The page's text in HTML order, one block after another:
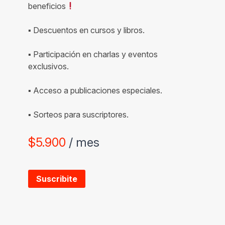
beneficios
▪ Descuentos en cursos y libros.
▪ Participación en charlas y eventos
exclusivos.
▪ Acceso a publicaciones especiales.
▪ Sorteos para suscriptores.
$5.900 / mes
Suscribite